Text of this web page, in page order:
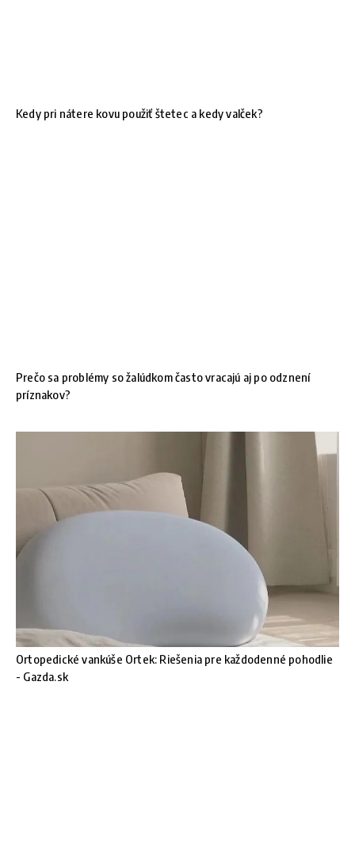
Kedy pri nátere kovu použiť štetec a kedy valček?
Prečo sa problémy so žalúdkom často vracajú aj po odznení
príznakov?
Ortopedické vankúše Ortek: Riešenia pre každodenné pohodlie
- Gazda.sk